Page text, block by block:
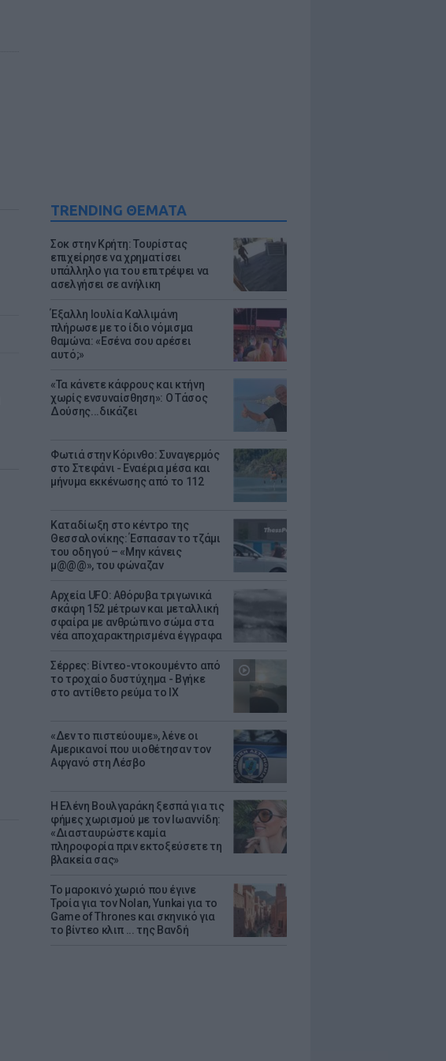
TRENDING ΘΕΜΑΤΑ
Σοκ στην Κρήτη: Τουρίστας
επιχείρησε να χρηματίσει
υπάλληλο για του επιτρέψει να
ασελγήσει σε ανήλικη
Έξαλλη Ιουλία Καλλιμάνη
πλήρωσε με το ίδιο νόμισμα
θαμώνα: «Εσένα σου αρέσει
αυτό;»
«Τα κάνετε κάφρους και κτήνη
χωρίς ενσυναίσθηση»: Ο Τάσος
Δούσης...δικάζει
Φωτιά στην Κόρινθο: Συναγερμός
στο Στεφάνι - Εναέρια μέσα και
μήνυμα εκκένωσης από το 112
Καταδίωξη στο κέντρο της
Θεσσαλονίκης: Έσπασαν το τζάμι
του οδηγού – «Μην κάνεις
μ@@@», του φώναζαν
Αρχεία UFO: Αθόρυβα τριγωνικά
σκάφη 152 μέτρων και μεταλλική
σφαίρα με ανθρώπινο σώμα στα
νέα αποχαρακτηρισμένα έγγραφα
Σέρρες: Βίντεο-ντοκουμέντο από
το τροχαίο δυστύχημα - Βγήκε
στο αντίθετο ρεύμα το ΙΧ
«Δεν το πιστεύουμε», λένε οι
Αμερικανοί που υιοθέτησαν τον
Αφγανό στη Λέσβο
Η Ελένη Βουλγαράκη ξεσπά για τις
φήμες χωρισμού με τον Ιωαννίδη:
«Διασταυρώστε καμία
πληροφορία πριν εκτοξεύσετε τη
βλακεία σας»
Το μαροκινό χωριό που έγινε
Τροία για τον Nolan, Yunkai για το
Game of Thrones και σκηνικό για
το βίντεο κλιπ ... της Βανδή